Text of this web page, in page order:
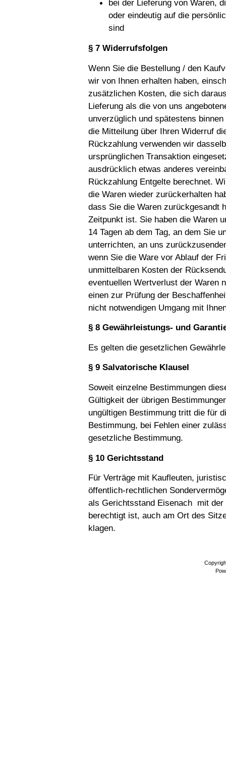
bei der Lieferung von Waren,
oder eindeutig auf die
sind
§ 7 Widerrufsfolgen
Wenn Sie die Bestellung / den
wir von Ihnen erhalten haben,
zusätzlichen Kosten, die sich
Lieferung als die von uns
unverzüglich und spätestens
die Mitteilung über Ihren Widerruf
Rückzahlung verwenden wir
ursprünglichen Transaktion
ausdrücklich etwas anderes
Rückzahlung Entgelte berechnet.
die Waren wieder zurückerhalten
dass Sie die Waren zurückgesandt
Zeitpunkt ist. Sie haben die Waren
14 Tagen ab dem Tag, an dem Sie
unterrichten, an uns
wenn Sie die Ware vor Ablauf der
unmittelbaren Kosten der
eventuellen Wertver­lust der Waren
einen zur Prüfung der
nicht notwendigen Umgang mit
§ 8 Gewährleistungs- und
Es gelten die gesetzlichen
§ 9 Salvatorische Klausel
Soweit einzelne Bestimmungen
Gültigkeit der übrigen
ungültigen Bestimmung tritt die für
Bestimmung, bei Fehlen einer
gesetzliche Bestimmung.
§ 10 Gerichtsstand
Für Verträge mit Kaufleuten,
öffentlich-rechtlichen
als Gerichtsstand Eisenach mit
berechtigt ist, auch am Ort des
klagen.